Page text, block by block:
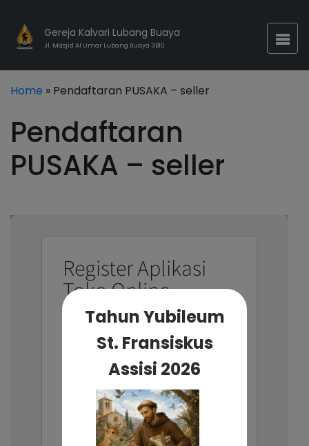
Gereja Kalvari Lubang Buaya
Jl. Masjid Al Umar Lubang Buaya 3B10
Home » Pendaftaran PUSAKA – seller
Pendaftaran
PUSAKA – seller
Tahun Yubileum
St. Fransiskus
Assisi 2026